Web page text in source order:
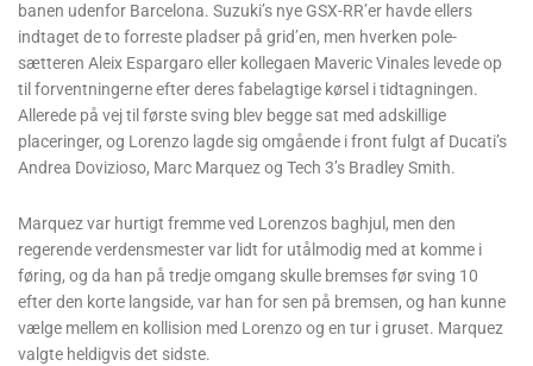
banen udenfor Barcelona. Suzuki’s nye GSX-RR’er havde ellers
indtaget de to forreste pladser på grid’en, men hverken pole-
sætteren Aleix Espargaro eller kollegaen Maveric Vinales levede op
til forventningerne efter deres fabelagtige kørsel i tidtagningen.
Allerede på vej til første sving blev begge sat med adskillige
placeringer, og Lorenzo lagde sig omgående i front fulgt af Ducati’s
Andrea Dovizioso, Marc Marquez og Tech 3’s Bradley Smith.
Marquez var hurtigt fremme ved Lorenzos baghjul, men den
regerende verdensmester var lidt for utålmodig med at komme i
føring, og da han på tredje omgang skulle bremses før sving 10
efter den korte langside, var han for sen på bremsen, og han kunne
vælge mellem en kollision med Lorenzo og en tur i gruset. Marquez
valgte heldigvis det sidste.